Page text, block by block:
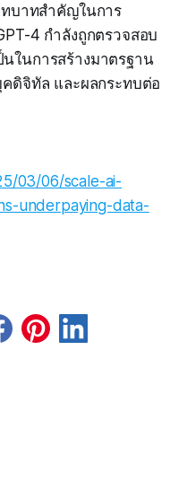
บาทสำคัญในการ
4 กำลังถูกตรวจสอบ
ในการสร้างมาตรฐาน
ดิจิทัล และผลกระทบต่อ
03/06/scale-ai-
underpaying-data-